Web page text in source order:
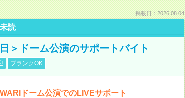
掲載日：2026.08.04
未読
＞ドーム公演のサポートバイト
ブランクOK
ドーム公演でのLIVEサポート